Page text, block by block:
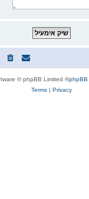
phpBB
® Forum Software © phpBB Limited
Privacy
|
Terms